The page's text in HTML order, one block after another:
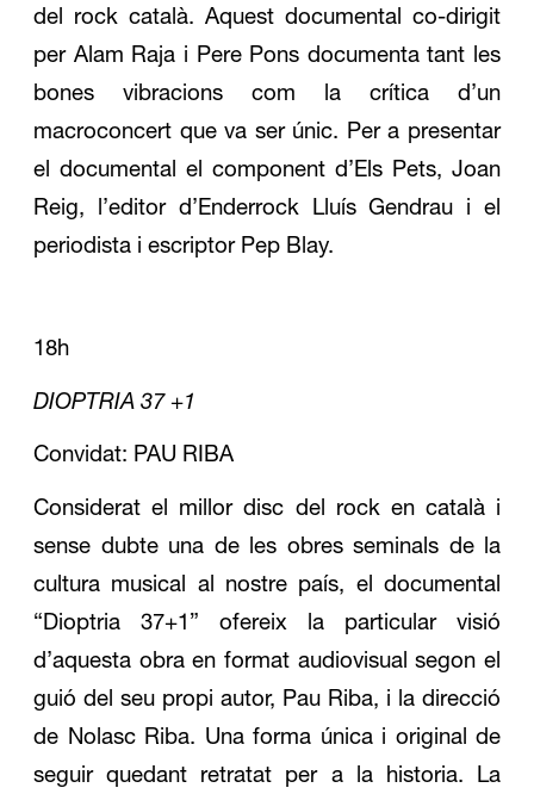
del rock català. Aquest documental co-dirigit
per Alam Raja i Pere Pons documenta tant les
bones vibracions com la crítica d’un
macroconcert que va ser únic. Per a presentar
el documental el component d’Els Pets, Joan
Reig, l’editor d’Enderrock Lluís Gendrau i el
periodista i escriptor Pep Blay.
18h
DIOPTRIA 37 +1
Convidat: PAU RIBA
Considerat el millor disc del rock en català i
sense dubte una de les obres seminals de la
cultura musical al nostre país, el documental
“Dioptria 37+1” ofereix la particular visió
d’aquesta obra en format audiovisual segon el
guió del seu propi autor, Pau Riba, i la direcció
de Nolasc Riba. Una forma única i original de
seguir quedant retratat per a la historia. La